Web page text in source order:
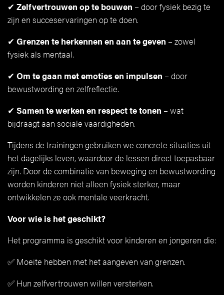
✔ Zelfvertrouwen op te bouwen – door fysiek bezig te
zijn en succeservaringen op te doen.
✔ Grenzen te herkennen en aan te geven – zowel
fysiek als mentaal.
✔ Om te gaan met emoties en impulsen – door
bewustwording en zelfreflectie.
✔ Samen te werken en respect te tonen – wat
bijdraagt aan sociale vaardigheden.
Tijdens de trainingen gebruiken we concrete situaties uit
het dagelijks leven, waardoor de lessen direct toepasbaar
zijn. Door de combinatie van beweging en bewustwording
worden kinderen niet alleen fysiek sterker, maar
ontwikkelen ze ook mentale veerkracht.
Voor wie is het geschikt?
Het programma is geschikt voor kinderen en jongeren die:
✅ Moeite hebben met het aangeven van grenzen.
✅ Hun zelfvertrouwen willen versterken.